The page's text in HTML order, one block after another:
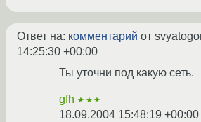
Ответ на: комментарий от
14:25:30 +00:00
Ты уточни под какую сеть.
gfh ★★★
18.09.2004 15:48:19 +00:00